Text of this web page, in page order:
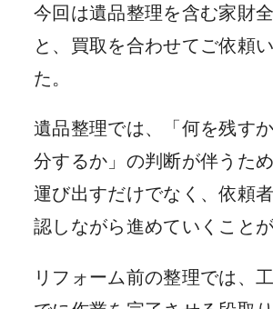
今回は遺品整理を含む家財
と、買取を合わせてご依頼
た。
遺品整理では、「何を残す
分するか」の判断が伴うた
運び出すだけでなく、依頼
認しながら進めていくことが
リフォーム前の整理では、